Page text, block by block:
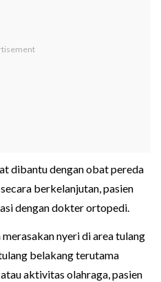
dibantu dengan obat pereda
berkelanjutan, pasien
dengan dokter ortopedi.
nyeri di area tulang
belakang terutama
aktivitas olahraga, pasien